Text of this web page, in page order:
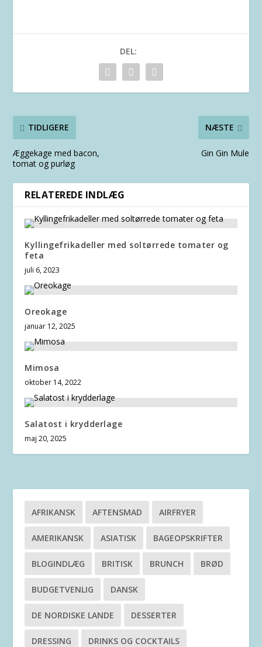
DEL:
TIDLIGERE
Æggekage med bacon,
tomat og purløg
NÆSTE
Gin Gin Mule
RELATEREDE INDLÆG
Kyllingefrikadeller med soltørrede tomater og
feta
juli 6, 2023
Oreokage
januar 12, 2025
Mimosa
oktober 14, 2022
Salatost i krydderlage
maj 20, 2025
AFRIKANSK AFTENSMAD AIRFRYER
AMERIKANSK ASIATISK BAGEOPSKRIFTER
BLOGINDLÆG BRITISK BRUNCH BRØD
BUDGETVENLIG DANSK
DE NORDISKE LANDE DESSERTER
DRESSING DRINKS OG COCKTAILS